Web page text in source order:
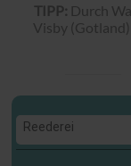
TIPP: Durch
Visby
Reederei
Reederei